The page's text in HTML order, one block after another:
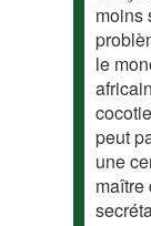
moins
le
peut
une
maître